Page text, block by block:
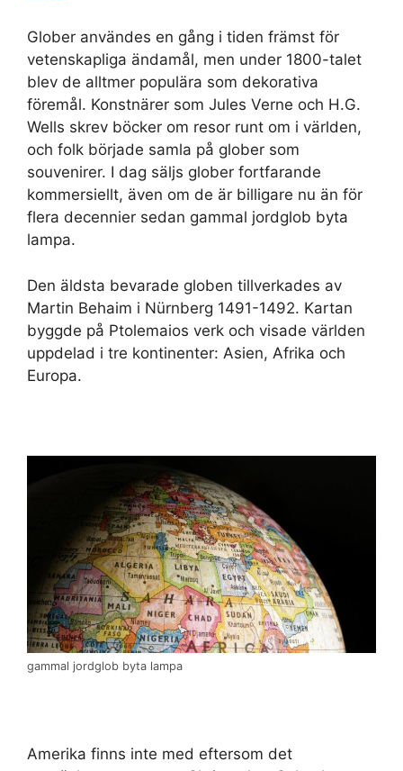
Glober användes en gång i tiden främst för
vetenskapliga ändamål, men under 1800-talet
blev de alltmer populära som dekorativa
föremål. Konstnärer som Jules Verne och H.G.
Wells skrev böcker om resor runt om i världen,
och folk började samla på glober som
souvenirer. I dag säljs glober fortfarande
kommersiellt, även om de är billigare nu än för
flera decennier sedan gammal jordglob byta
lampa.
Den äldsta bevarade globen tillverkades av
Martin Behaim i Nürnberg 1491-1492. Kartan
byggde på Ptolemaios verk och visade världen
uppdelad i tre kontinenter: Asien, Afrika och
Europa.
gammal jordglob byta lampa
Amerika finns inte med eftersom det